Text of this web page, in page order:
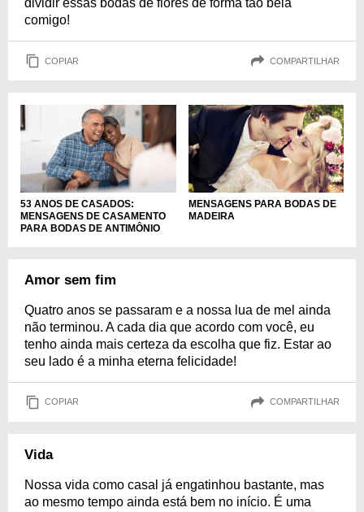
dividir essas bodas de flores de forma tão bela
comigo!
COPIAR COMPARTILHAR
53 ANOS DE CASADOS:
MENSAGENS DE CASAMENTO
PARA BODAS DE ANTIMÔNIO
MENSAGENS PARA BODAS DE
MADEIRA
Amor sem fim
Quatro anos se passaram e a nossa lua de mel ainda
não terminou. A cada dia que acordo com você, eu
tenho ainda mais certeza da escolha que fiz. Estar ao
seu lado é a minha eterna felicidade!
COPIAR COMPARTILHAR
Vida
Nossa vida como casal já engatinhou bastante, mas
ao mesmo tempo ainda está bem no início. É uma